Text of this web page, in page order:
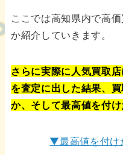
ここでは高知県内で高
か紹介していきます。
さらに実際に人気買取
を査定に出した結果、
か、そして最高値を付け
▼最高値を付け